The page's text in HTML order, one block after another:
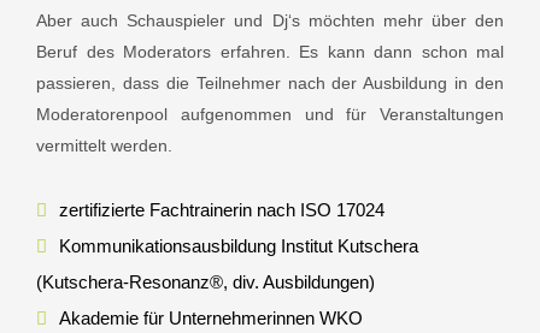
Aber auch Schauspieler und Dj‘s möchten mehr über den
Beruf des Moderators erfahren. Es kann dann schon mal
passieren, dass die Teilnehmer nach der Ausbildung in den
Moderatorenpool aufgenommen und für Veranstaltungen
vermittelt werden.
zertifizierte Fachtrainerin nach ISO 17024
Kommunikationsausbildung Institut Kutschera
(Kutschera-Resonanz®, div. Ausbildungen)
Akademie für Unternehmerinnen WKO